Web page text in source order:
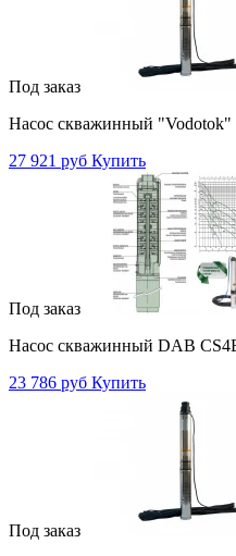
Под заказ
Насос скважинный
27 921 руб Купить
Под заказ
Насос скважинный DAB
23 786 руб Купить
Под заказ